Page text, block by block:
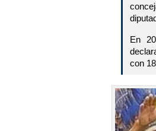
En
con